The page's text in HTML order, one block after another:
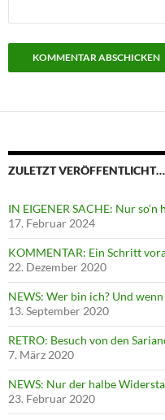
ZULETZT VERÖFFENTLICHT…
IN EIGENER SACHE: Nur
17. Februar 2024
KOMMENTAR: Ein Schritt
22. Dezember 2020
NEWS: Wer bin ich? Und
13. September 2020
RETRO: Besuch von den
7. März 2020
NEWS: Nur der halbe
23. Februar 2020